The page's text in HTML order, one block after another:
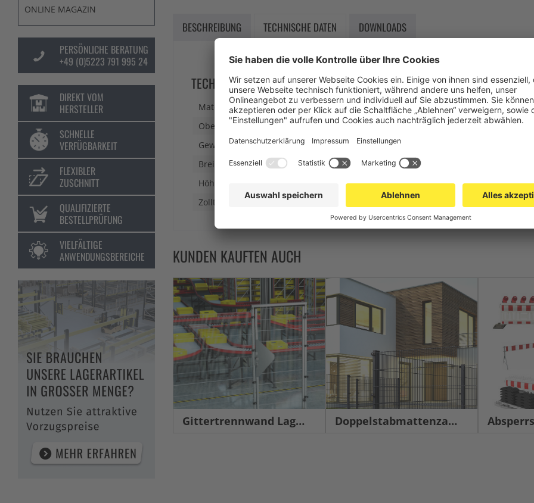
ONLINE MAGAZIN
PERSÖNLICHE BERATUNG
+49 (0)5223 791 995 24
DIREKT VOM
HERSTELLER
SCHNELLE
VERFÜGBARKEIT
FLEXIBLER
ZUSCHNITT
QUALIFIZIERTE
BESTELLPRÜFUNG
VIELFÄLTIGE
ANWENDUNGSBEREICHE
BESCHREIBUNG TECHNISCHE DATEN DOWNLOADS
TECHNISCHE DATEN:
Material
S235 JR
Oberfläche
Feuerverzinkung nach DIN ISO 1461
Gewicht
7,00 kg/St
Breite
1,20 m
Höhe
Zolltarifnummer
73269098
KUNDEN KAUFTEN AUCH
Gittertrennwand Lager & Logistik Doppelstabmattenzaun TITAN 8/6/8